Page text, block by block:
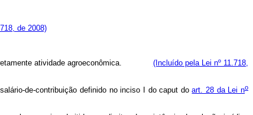
de 2008)
diretamente atividade agroeconômica. (Incluído pela Lei nº 11.718,
de-contribuição definido no inciso I docaput doart. 28 da Lei no